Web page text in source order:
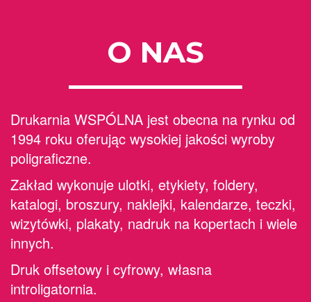
O NAS
Drukarnia WSPÓLNA jest obecna na rynku od
1994 roku oferując wysokiej jakości wyroby
poligraficzne.
Zakład wykonuje ulotki, etykiety, foldery,
katalogi, broszury, naklejki, kalendarze, teczki,
wizytówki, plakaty, nadruk na kopertach i wiele
innych.
Druk offsetowy i cyfrowy, własna
introligatornia.